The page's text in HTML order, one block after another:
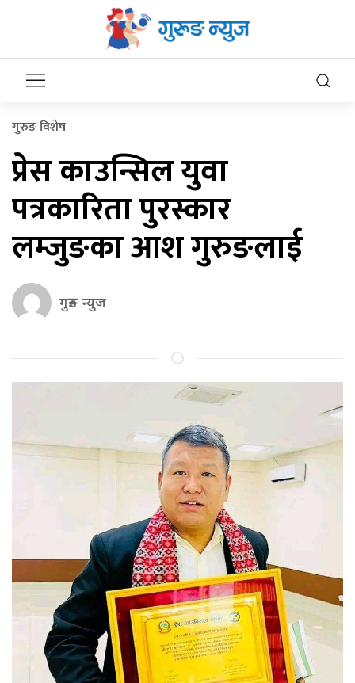
गुरुङ विशेष
प्रेस काउन्सिल युवा
पत्रकारिता पुरस्कार
लम्जुङका आश गुरुङलाई
गुरुङ न्युज